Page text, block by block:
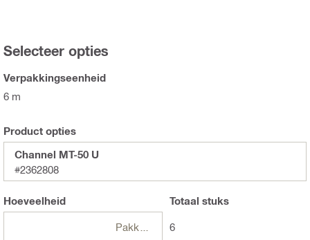
Selecteer opties
Verpakkingseenheid
6 m
Product opties
Channel MT-50 U
#2362808
Hoeveelheid
Pakketten
Totaal stuks
6